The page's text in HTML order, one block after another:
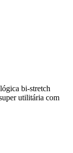
bi-stretch
utilitária com